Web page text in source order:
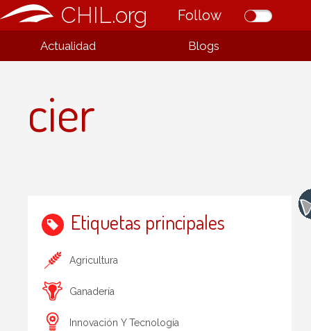
CHIL.org Follow
Actualidad Blogs
cier
Etiquetas principales
Agricultura
Ganadería
Innovación Y Tecnología